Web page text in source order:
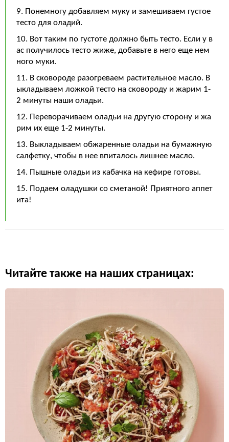
9. Понемногу добавляем муку и замешиваем густое
тесто для оладий.
10. Вот таким по густоте должно быть тесто. Если у в
ас получилось тесто жиже, добавьте в него еще нем
ного муки.
11. В сковороде разогреваем растительное масло. В
ыкладываем ложкой тесто на сковороду и жарим 1-
2 минуты наши оладьи.
12. Переворачиваем оладьи на другую сторону и жа
рим их еще 1-2 минуты.
13. Выкладываем обжаренные оладьи на бумажную
салфетку, чтобы в нее впиталось лишнее масло.
14. Пышные оладьи из кабачка на кефире готовы.
15. Подаем оладушки со сметаной! Приятного аппет
ита!
Читайте также на наших страницах: